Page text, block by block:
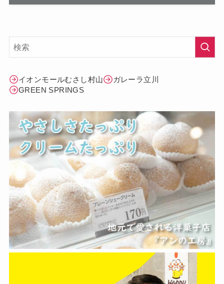
イオンモールむさし村山
ガレーラ立川
GREEN SPRINGS